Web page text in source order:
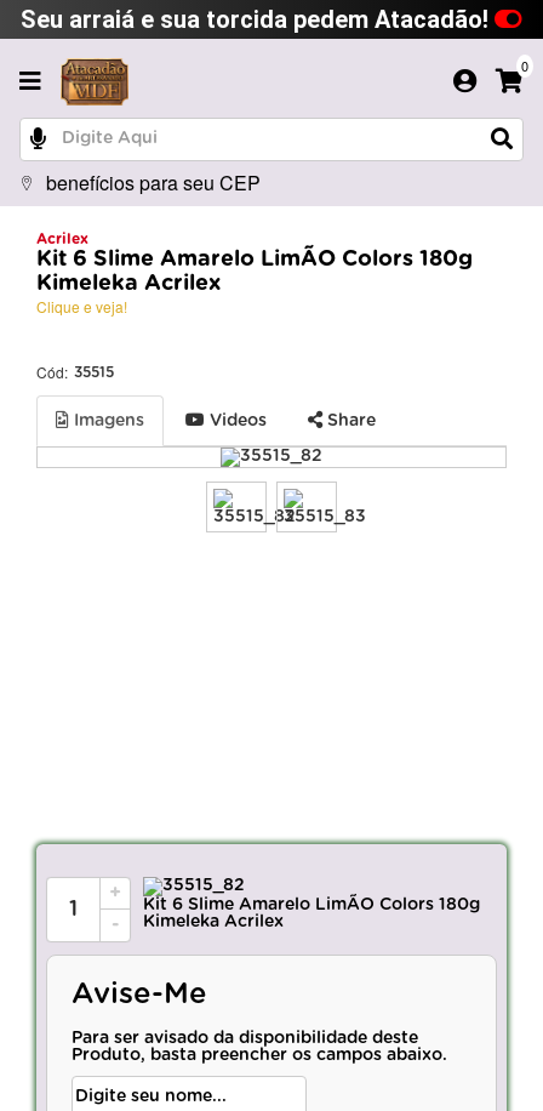
Seu arraiá e sua torcida pedem Atacadão!
0
benefícios para seu CEP
Acrilex
Kit 6 Slime Amarelo LimÃO Colors 180g
Kimeleka Acrilex
Clique e veja!
Cód: 35515
Imagens Videos Share
+
-
Kit 6 Slime Amarelo LimÃO Colors 180g
Kimeleka Acrilex
Avise-Me
Para ser avisado da disponibilidade deste
Produto, basta preencher os campos abaixo.